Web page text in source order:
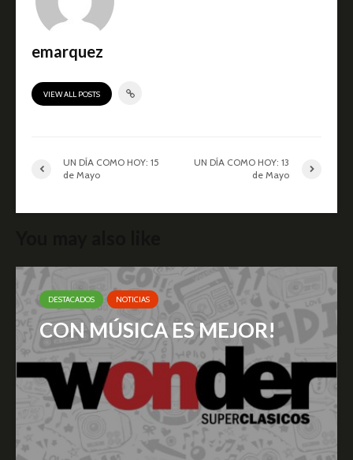
emarquez
VIEW ALL POSTS
UN DÍA COMO HOY: 15
de Mayo
UN DÍA COMO HOY: 13
de Mayo
DESTACADOS NOTICIAS
CON MÚSICA ES MEJOR!